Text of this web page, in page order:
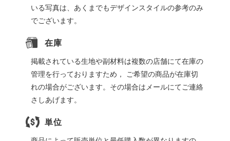
いる写真は、あくまでもデザインスタイルの参考のみ
でございます。
在庫
掲載されている生地や副材料は複数の店舗にて在庫の
管理を行っておりますため， ご希望の商品が在庫切
れの場合がございます。その場合はメールにてご連絡
さしあげます。
単位